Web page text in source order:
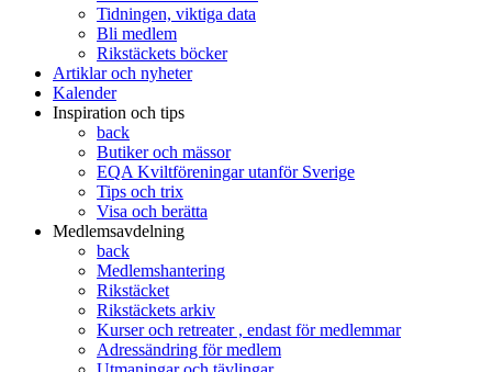
Tidningen, viktiga data
Bli medlem
Rikstäckets böcker
Artiklar och nyheter
Kalender
Inspiration och tips
back
Butiker och mässor
EQA Kviltföreningar utanför Sverige
Tips och trix
Visa och berätta
Medlemsavdelning
back
Medlemshantering
Rikstäcket
Rikstäckets arkiv
Kurser och retreater , endast för medlemmar
Adressändring för medlem